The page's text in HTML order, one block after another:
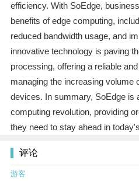
efficiency. With SoEdge,
benefits of edge computing,
reduced bandwidth usage, and
innovative technology is paving
processing, offering a reliable
managing the increasing volume
devices. In summary, SoEdge is
computing revolution, providing
they need to stay ahead in
评论
游客